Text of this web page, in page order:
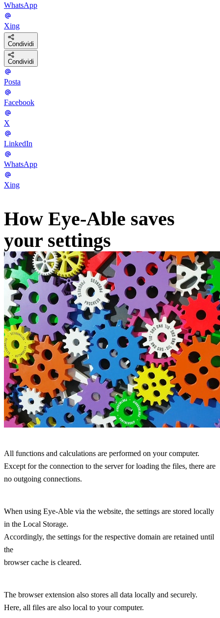
WhatsApp
Xing
Condividi
Condividi
Posta
Facebook
X
LinkedIn
WhatsApp
Xing
How Eye-Able saves
your settings
All functions and calculations are performed on your computer.
Except for the connection to the server for loading the files, there are
no outgoing connections.
When using Eye-Able via the website, the settings are stored locally
in the Local Storage.
Accordingly, the settings for the respective domain are retained until
the
browser cache is cleared.
The browser extension also stores all data locally and securely.
Here, all files are also local to your computer.